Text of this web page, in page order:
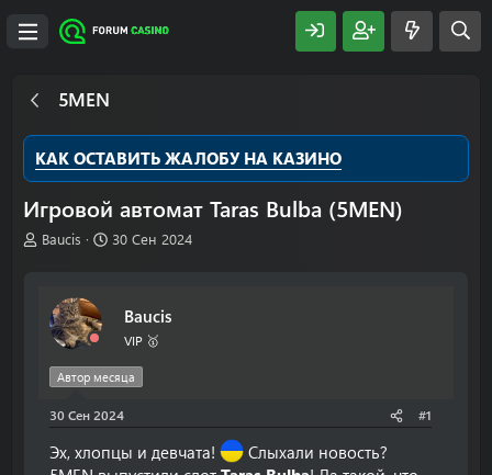
5MEN
КАК ОСТАВИТЬ ЖАЛОБУ НА КАЗИНО
Игровой автомат Taras Bulba (5MEN)
А
Baucis
Д
а
а
30 Сен 2024
Baucis
VIP 🥇
Автор месяца
30 Сен 2024 #1
Эх, хлопцы и девчата!
Слыхали новость?